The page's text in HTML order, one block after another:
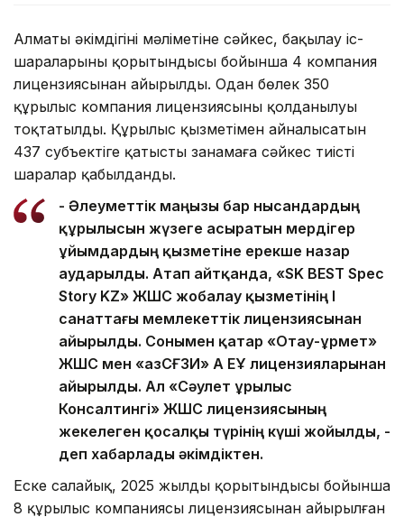
Алматы әкімдігінің мәліметіне сәйкес, бақылау іс-
шараларының қорытындысы бойынша 4 компания
лицензиясынан айырылды. Одан бөлек 350
құрылыс компания лицензиясының қолданылуы
тоқтатылды. Құрылыс қызметімен айналысатын
437 субъектіге қатысты заңнамаға сәйкес тиісті
шаралар қабылданды.
- Әлеуметтік маңызы бар нысандардың
құрылысын жүзеге асыратын мердігер
ұйымдардың қызметіне ерекше назар
аударылды. Атап айтқанда, «SK BEST Spec
Story KZ» ЖШС жобалау қызметінің І
санаттағы мемлекеттік лицензиясынан
айырылды. Сонымен қатар «Отау-Құрмет»
ЖШС мен «ҚазҚСҒЗИ» АҚ ЕҰ лицензияларынан
айырылды. Ал «Сәулет Құрылыс
Консалтингі» ЖШС лицензиясының
жекелеген қосалқы түрінің күші жойылды, -
деп хабарлады әкімдіктен.
Еске салайық, 2025 жылдың қорытындысы бойынша
8 құрылыс компаниясы лицензиясынан айырылған